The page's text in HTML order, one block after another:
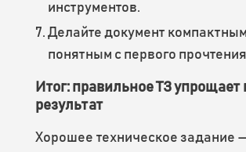
инструментов.
Делайте документ
понятным с первого
Итог: правильное ТЗ упрощает
результат
Хорошее техническое задание